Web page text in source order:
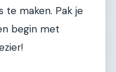
te maken. Pak je
begin met